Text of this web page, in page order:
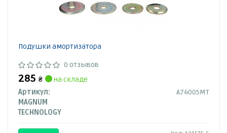
Подушки амортизатора
0 отзывов
285 ₴
на складе
Артикул:
A74005MT
MAGNUM
TECHNOLOGY